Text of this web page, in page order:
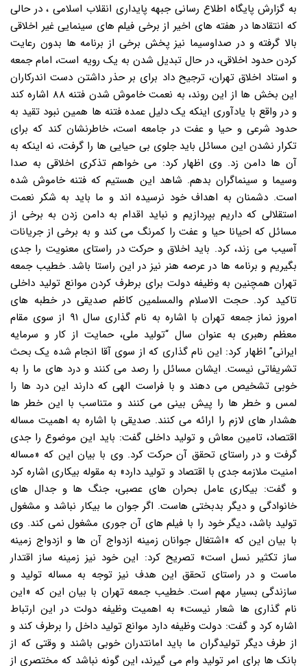
به گزارش پایگاه اطلاع رسانی جبهه پایداری انقلاب اسلامی ، در حالی
که انتقادها در هفته های اخیر از برخی فیلم های سینمایی غیر اخلاقی
بالا گرفته و در صداوسیما نیز پخش برخی از برنامه ها بدون رعایت
کردن حدود اخلاقی، در حال تبدیل شدن به یک رویه است، امام جمعه
و استاد اخلاق تهران، ترجیح داد برای بر حذر داشتن دست اندرکاران
این بخش ها از این روند، به نعمت خاموش شدن فتنه ۸۸ اشاره کند
و در واقع با یادآوری اینکه یک دلیل عمده فتنه ها همین نبود تقید به
حدود شرعی و حیا و عفت در جامعه است، خاطرنشان کند که برای
تکرار نشدن این مسائل باید جلوی بی حیایی ها را گرفت، نه اینکه به
آن ها دامن زد. وی اظهار کرد: می خواهم تذکری اخلاقی به صدا
وسیما و سینماگران بدهم. شاهد این هستیم که فتنه خاموش شده
است. دشمنان به اهداف خود نرسیده اند و ما باید به شکر نعمت
استقلالی که داریم بپردازیم و نباید اقدام به دامن زدن به برخی از
مسائل که احیانا حیا و عفت را کمرنگ می کند و به برخی از جریانات
آسیب می زند، کرد. باید اخلاق و حرکت در راستای معنویت را جدی
بگیریم و برنامه ها در عرصه هنر نیز در این راستا باشد. خطیب جمعه
تهران همچنین به وظیفه دولت برای برطرف کردن موانع تولید داخلی
تاکید کرد. حجت الاسلام والمسلمین کاظم صدیقی در خطبه های
امروز نماز جمعه تهران با اشاره به نام گذاری سال ۹۱ از سوی مقام
معظم رهبری به عنوان سال “تولید ملی، حمایت از کار و سرمایه
ایرانی” اظهار کرد: این نام گذاری که از سوی آقا انجام شده یک بحث
تشریفاتی نیست. ایشان مسائل را رصد می کنند و درد های ما را به
خوبی تشخیص می دهند و با فراست الهی که دارند این درد ها را
لمس و خطر ها را پیش بینی می کنند و متناسب با این خطر ها
هشدار های لازم را ارائه می کنند. صدیقی با اشاره به اهمیت مساله
اقتصاد، تامین معاش و تولید داخلی گفت: باید این موضوع را جدی
گرفت و در راستای تحقق آن حرکت کرد. وی با بیان این که «مساله
امنیت ملازمه جدی با اقتصاد و تولید دارد» به مقوله بیکاری اشاره کرد
و گفت: بیکاری عامل بحران های عصبی، جنگ ها و جدال های
خانوادگی و دیگر بدبختی هاست. اگر جوان ما بیکار نباشد و مشغول
تولید باشد، دیگر خود را با فیلم های آن جوری مشغول نمی کند. وی
با بیان این که «اشتغال جوانان زمینه ازدواج آن ها و ازدواج زمینه
ساز تکثیر نسل است» تصریح کرد: این خود نیز زمینه ساز اقتدار
ماست و در راستای تحقق این هدف نیز توجه به مساله تولید و
سازندگی بسیار مهم است. خطیب جمعه تهران با بیان این که «این
نام گذاری ها شعار نیست» به اهمیت وظیفه دولت در این ارتباط
اشاره کرد و گفت: دولت وظیفه دارد موانع تولید داخل را برطرف کند و
از طرف دیگر تولیدگران ما باید امانتدران خوبی باشند و وقتی که از
بانک ها برای امر تولید وام می گیرند، این گونه نباشد که مختصری از